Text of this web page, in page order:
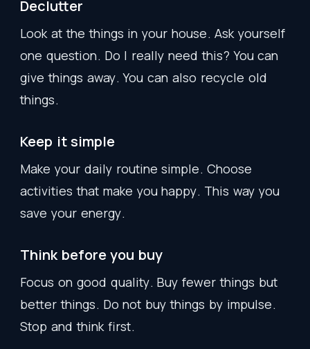
Declutter
Look at the things in your house. Ask yourself
one question. Do I really need this? You can
give things away. You can also recycle old
things.
Keep it simple
Make your daily routine simple. Choose
activities that make you happy. This way you
save your energy.
Think before you buy
Focus on good quality. Buy fewer things but
better things. Do not buy things by impulse.
Stop and think first.